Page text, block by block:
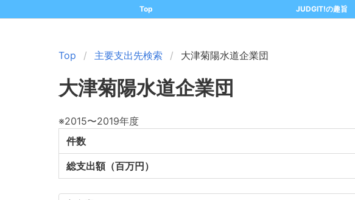
Top JUDGIT!の趣旨
Top 主要支出先検索 大津菊陽水道企業団
大津菊陽水道企業団
※2015〜2019年度
件数
総支出額（百万円）